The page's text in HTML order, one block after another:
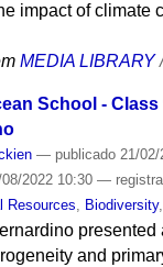
impact of climate
MEDIA LIBRARY
School - Class
— publicado21/02/
2022 10:30 —
Resources Biodiversity,
presented
and